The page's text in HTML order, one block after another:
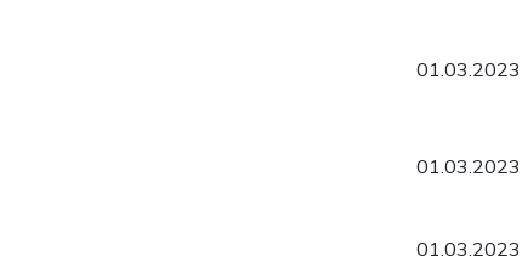
01.03.2023
01.03.2023
01.03.2023